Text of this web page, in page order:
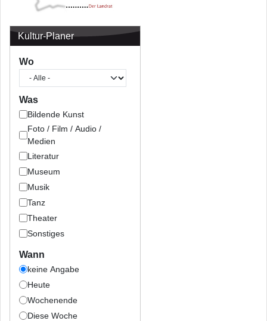
Kultur-Planer
Wo
Was
Bildende Kunst
Foto / Film / Audio /
Medien
Literatur
Museum
Musik
Tanz
Theater
Sonstiges
Wann
keine Angabe
Heute
Wochenende
Diese Woche